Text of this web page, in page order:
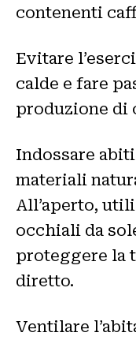
contenenti
Evitare
calde e fare
produzione di
Indossare
materiali
All’aperto,
occhiali da
proteggere la
diretto.
Ventilare